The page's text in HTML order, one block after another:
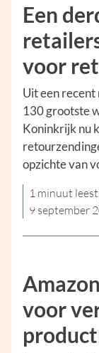
Een
voor
Uit een
130 grootste
Koninkrijk nu
opzichte van
1 minuut
9 september
voor